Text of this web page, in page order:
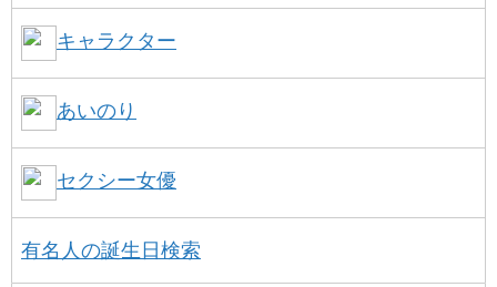
キャラクター
あいのり
セクシー女優
有名人の誕生日検索